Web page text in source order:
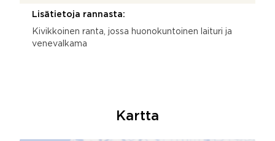
Lisätietoja rannasta:
Kivikkoinen ranta, jossa huonokuntoinen laituri ja
venevalkama
Kartta